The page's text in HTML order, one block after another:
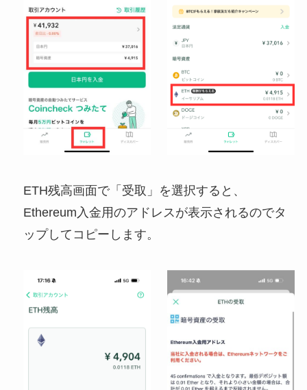
ETH残高画面で「受取」を選択すると、
Ethereum入金用のアドレスが表示されるのでタ
ップしてコピーします。